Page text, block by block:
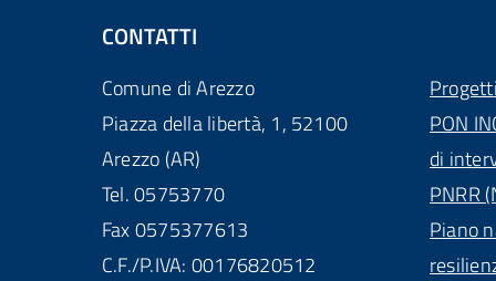
CONTATTI
Comune di Arezzo
Piazza della libertà, 1, 52100
Arezzo (AR)
Tel. 05753770
Fax 0575377613
C.F./P.IVA: 00176820512
PON
di
PNRR
Piano